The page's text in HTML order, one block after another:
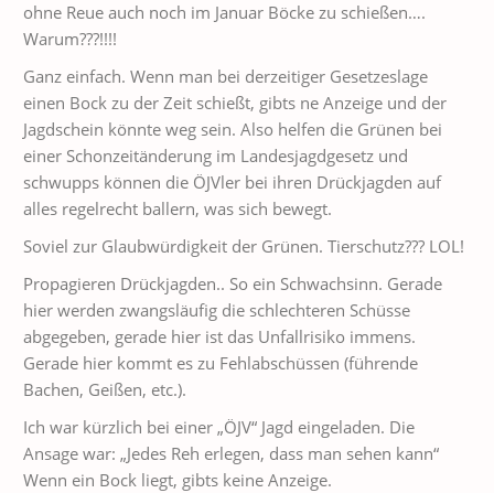
ohne Reue auch noch im Januar Böcke zu schießen….
Warum???!!!!
Ganz einfach. Wenn man bei derzeitiger Gesetzeslage
einen Bock zu der Zeit schießt, gibts ne Anzeige und der
Jagdschein könnte weg sein. Also helfen die Grünen bei
einer Schonzeitänderung im Landesjagdgesetz und
schwupps können die ÖJVler bei ihren Drückjagden auf
alles regelrecht ballern, was sich bewegt.
Soviel zur Glaubwürdigkeit der Grünen. Tierschutz??? LOL!
Propagieren Drückjagden.. So ein Schwachsinn. Gerade
hier werden zwangsläufig die schlechteren Schüsse
abgegeben, gerade hier ist das Unfallrisiko immens.
Gerade hier kommt es zu Fehlabschüssen (führende
Bachen, Geißen, etc.).
Ich war kürzlich bei einer „ÖJV“ Jagd eingeladen. Die
Ansage war: „Jedes Reh erlegen, dass man sehen kann“
Wenn ein Bock liegt, gibts keine Anzeige.